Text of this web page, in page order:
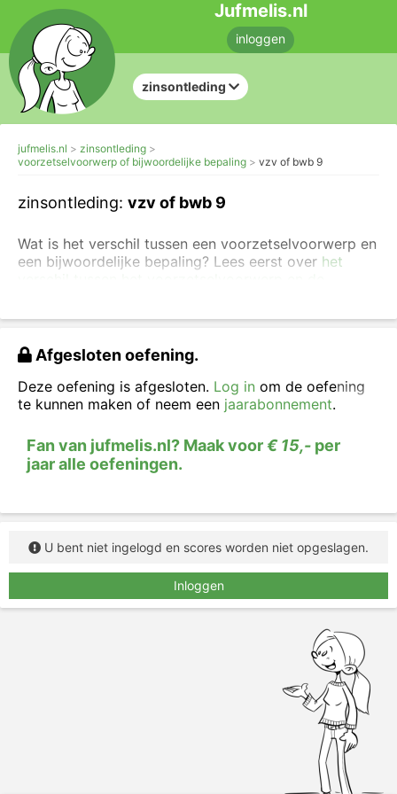
Jufmelis.nl
inloggen
zinsontleding
jufmelis.nl
zinsontleding
voorzetselvoorwerp of bijwoordelijke bepaling
vzv of bwb 9
zinsontleding: vzv of bwb 9
Wat is het verschil tussen een voorzetselvoorwerp en
een bijwoordelijke bepaling? Lees eerst over het
eenvoudigere oefeningen over het
Kies uit voorzetselvoorwerp (vzv) of bijwoordelijke
bepaling (bwb).
Afgesloten oefening.
Deze oefening is afgesloten. Log in om de oefening
te kunnen maken of neem een jaarabonnement.
Fan van jufmelis.nl? Maak voor€ 15,- per
jaar alle oefeningen.
U bent niet ingelogd en scores worden niet opgeslagen.
Inloggen